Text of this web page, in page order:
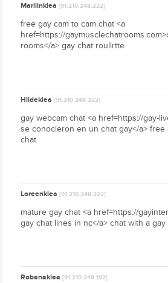
Marilinklea[91.210.248.222]
free gay cam to cam chat <a
href=https://
rooms</a> gay chat roullrtte
Hildeklea[91.210.248.222]
gay webcam chat <a href=https://gay-
se conocieron en un chat gay</a> free
chat
Loreenklea[91.210.248.222]
mature gay chat <a href=https://
gay chat lines in nc</a> chat with a
Robenaklea[91.210.248.192]